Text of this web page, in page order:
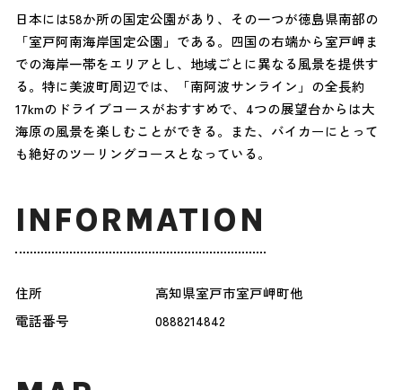
日本には58か所の国定公園があり、その一つが徳島県南部の
「室戸阿南海岸国定公園」である。四国の右端から室戸岬ま
での海岸一帯をエリアとし、地域ごとに異なる風景を提供す
る。特に美波町周辺では、「南阿波サンライン」の全長約
17kmのドライブコースがおすすめで、4つの展望台からは大
海原の風景を楽しむことができる。また、バイカーにとって
も絶好のツーリングコースとなっている。
INFORMATION
住所
高知県室戸市室戸岬町他
電話番号
0888214842